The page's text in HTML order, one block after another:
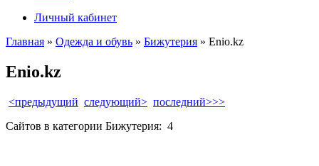
Личный кабинет
Главная » Одежда и обувь » Бижутерия » Enio.kz
Enio.kz
<предыдущий следующий> последний>>>
Сайтов в категории Бижутерия: 4